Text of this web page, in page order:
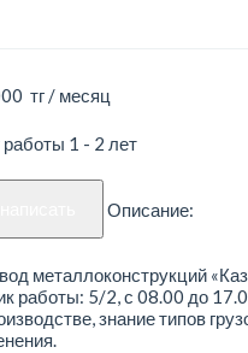
тг / месяц
1 - 2 лет
Описание:
металлоконструкций
работы: 5/2, с 08.00 до
знание типов